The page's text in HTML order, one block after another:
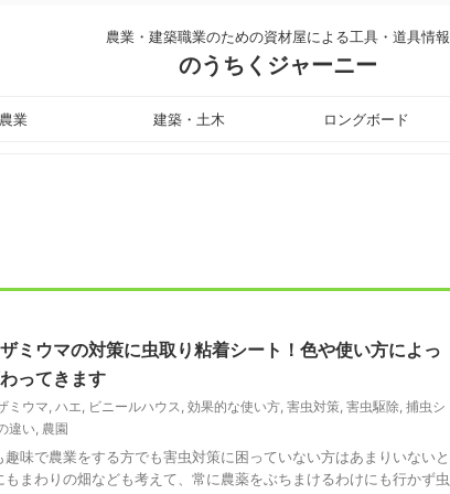
農業・建築職業のための資材屋による工具・道具情報
のうちくジャーニー
農業 建築・土木 ロングボード
ミウマの対策に虫取り粘着シート！色や使い方によっ
ってきます
ミウマ, ハエ, ビニールハウス, 効果的な使い方, 害虫対策, 害虫駆除, 捕虫シ
違い, 農園
味で農業をする方でも害虫対策に困っていない方はあまりいないと
もまわりの畑なども考えて、常に農薬をぶちまけるわけにも行かず虫